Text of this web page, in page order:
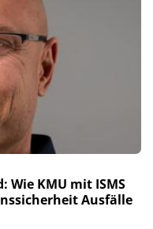
Wie KMU mit ISMS
Ausfälle